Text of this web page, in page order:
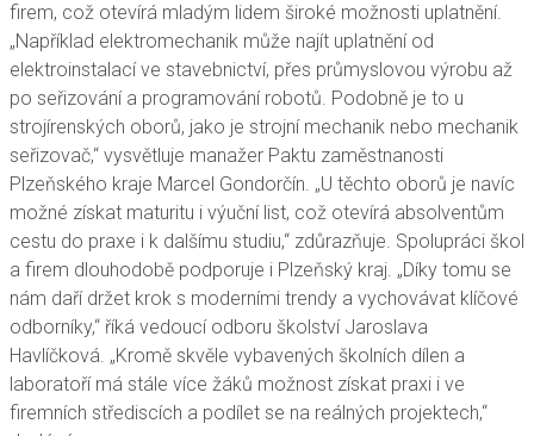
firem, což otevírá mladým lidem široké možnosti uplatnění.
„Například elektromechanik může najít uplatnění od
elektroinstalací ve stavebnictví, přes průmyslovou výrobu až
po seřizování a programování robotů. Podobně je to u
strojírenských oborů, jako je strojní mechanik nebo mechanik
seřizovač,“ vysvětluje manažer Paktu zaměstnanosti
Plzeňského kraje Marcel Gondorčín. „U těchto oborů je navíc
možné získat maturitu i výuční list, což otevírá absolventům
cestu do praxe i k dalšímu studiu,“ zdůrazňuje. Spolupráci škol
a firem dlouhodobě podporuje i Plzeňský kraj. „Díky tomu se
nám daří držet krok s moderními trendy a vychovávat klíčové
odborníky,“ říká vedoucí odboru školství Jaroslava
Havlíčková. „Kromě skvěle vybavených školních dílen a
laboratoří má stále více žáků možnost získat praxi i ve
firemních střediscích a podílet se na reálných projektech,“